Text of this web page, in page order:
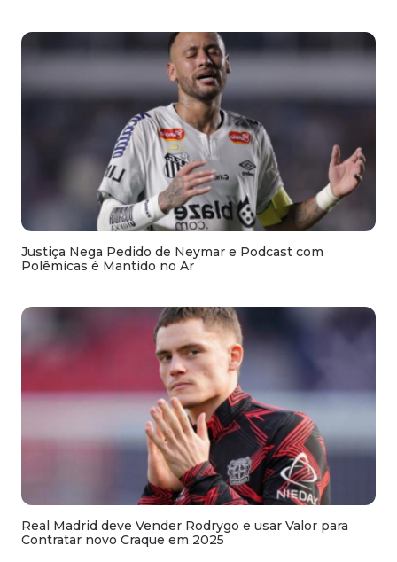
Justiça Nega Pedido de Neymar e Podcast com
Polêmicas é Mantido no Ar
Real Madrid deve Vender Rodrygo e usar Valor para
Contratar novo Craque em 2025